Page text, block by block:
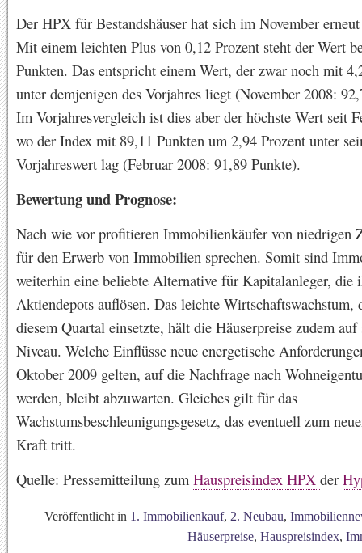
Der HPX für Bestandshäuser hat sich im November
Mit einem leichten Plus von 0,12 Prozent steht der Wert
Punkten. Das entspricht einem Wert, der zwar noch mit
unter demjenigen des Vorjahres liegt (November 2008:
Im Vorjahresvergleich ist dies aber der höchste Wert seit
wo der Index mit 89,11 Punkten um 2,94 Prozent unter
Vorjahreswert lag (Februar 2008: 91,89 Punkte).
Bewertung und Prognose:
Nach wie vor profitieren Immobilienkäufer von niedrigen
für den Erwerb von Immobilien sprechen. Somit sind
weiterhin eine beliebte Alternative für Kapitalanleger, die
Aktiendepots auflösen. Das leichte Wirtschaftswachstum,
diesem Quartal einsetzte, hält die Häuserpreise zudem
Niveau. Welche Einflüsse neue energetische
Oktober 2009 gelten, auf die Nachfrage nach
werden, bleibt abzuwarten. Gleiches gilt für das
Wachstumsbeschleunigungsgesetz, das eventuell zum
Kraft tritt.
Quelle: Pressemitteilung zum Hauspreisindex HPX der
Veröffentlicht in 1. Immobilienkauf, 2. Neubau,
Häuserpreise, Hauspreisindex,